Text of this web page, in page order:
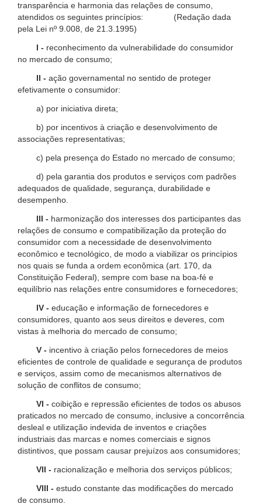
transparência e harmonia das relações de consumo,
atendidos os seguintes princípios: (Redação dada
pela Lei nº 9.008, de 21.3.1995)
I - reconhecimento da vulnerabilidade do consumidor
no mercado de consumo;
II - ação governamental no sentido de proteger
efetivamente o consumidor:
a) por iniciativa direta;
b) por incentivos à criação e desenvolvimento de
associações representativas;
c) pela presença do Estado no mercado de consumo;
d) pela garantia dos produtos e serviços com padrões
adequados de qualidade, segurança, durabilidade e
desempenho.
III - harmonização dos interesses dos participantes das
relações de consumo e compatibilização da proteção do
consumidor com a necessidade de desenvolvimento
econômico e tecnológico, de modo a viabilizar os princípios
nos quais se funda a ordem econômica (art. 170, da
Constituição Federal), sempre com base na boa-fé e
equilíbrio nas relações entre consumidores e fornecedores;
IV - educação e informação de fornecedores e
consumidores, quanto aos seus direitos e deveres, com
vistas à melhoria do mercado de consumo;
V - incentivo à criação pelos fornecedores de meios
eficientes de controle de qualidade e segurança de produtos
e serviços, assim como de mecanismos alternativos de
solução de conflitos de consumo;
VI - coibição e repressão eficientes de todos os abusos
praticados no mercado de consumo, inclusive a concorrência
desleal e utilização indevida de inventos e criações
industriais das marcas e nomes comerciais e signos
distintivos, que possam causar prejuízos aos consumidores;
VII - racionalização e melhoria dos serviços públicos;
VIII - estudo constante das modificações do mercado
de consumo.